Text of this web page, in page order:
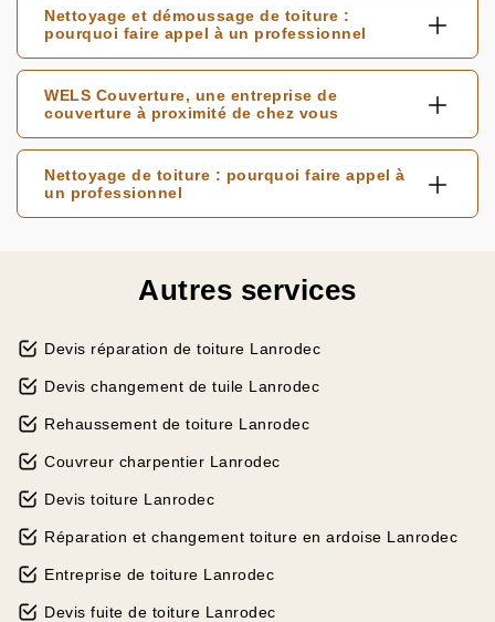
Nettoyage et démoussage de toiture :
pourquoi faire appel à un professionnel
WELS Couverture, une entreprise de
couverture à proximité de chez vous
Nettoyage de toiture : pourquoi faire appel à
un professionnel
Autres services
Devis réparation de toiture Lanrodec
Devis changement de tuile Lanrodec
Rehaussement de toiture Lanrodec
Couvreur charpentier Lanrodec
Devis toiture Lanrodec
Réparation et changement toiture en ardoise Lanrodec
Entreprise de toiture Lanrodec
Devis fuite de toiture Lanrodec